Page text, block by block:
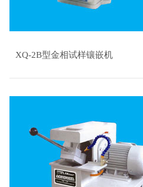
XQ-2B型金相试样镶嵌机